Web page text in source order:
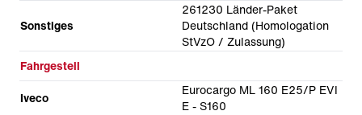
Sonstiges
261230 Länder-Paket
Deutschland (Homologation
StVzO / Zulassung)
Fahrgestell
Iveco
Eurocargo ML 160 E25/P EVI
E - S160